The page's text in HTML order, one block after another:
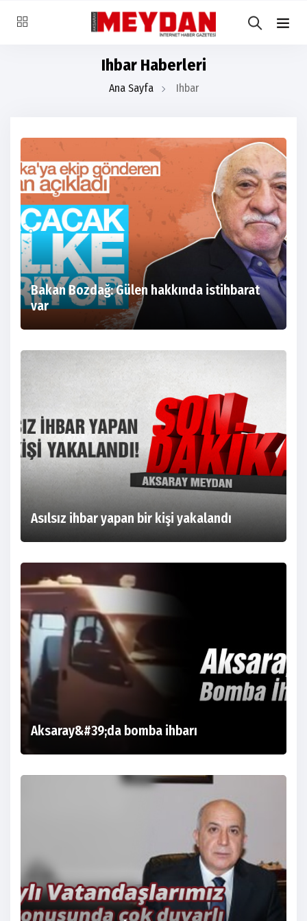
Ihbar Haberleri
Ana Sayfa Ihbar
Bakan Bozdağ: Gülen hakkında istihbarat
var
Asılsız ihbar yapan bir kişi yakalandı
Aksaray&#39;da bomba ihbarı